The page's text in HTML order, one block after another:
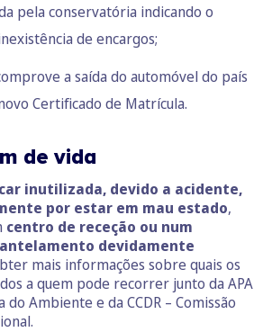
pela conservatória indicando o
de encargos;
a saída do automóvel do país
Certificado de Matrícula.
de vida
inutilizada, devido a acidente,
por estar em mau estado,
centro de receção ou num
devidamente
mais informações sobre quais os
a quem pode recorrer junto da APA
do Ambiente e da CCDR – Comissão